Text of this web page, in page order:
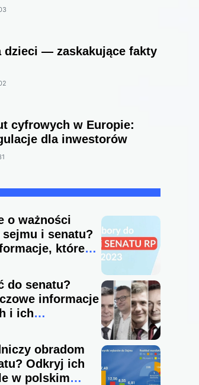
dzieci — zaskakujące fakty
cyfrowych w Europie:
dla inwestorów
o ważności
i senatu?
które
do senatu?
informacje
i ich
obradom
Odkryj ich
w polskim